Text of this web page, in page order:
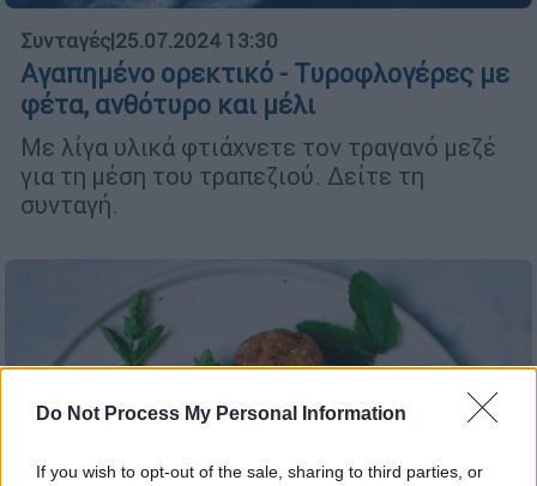
Do Not Process My Personal Information
If you wish to opt-out of the sale, sharing to third parties, or
Συνταγές|25.07.2024 13:30
Αγαπημένο ορεκτικό - Τυροφλογέρες με
φέτα, ανθότυρο και μέλι
Με λίγα υλικά φτιάχνετε τον τραγανό μεζέ
για τη μέση του τραπεζιού. Δείτε τη
συνταγή.